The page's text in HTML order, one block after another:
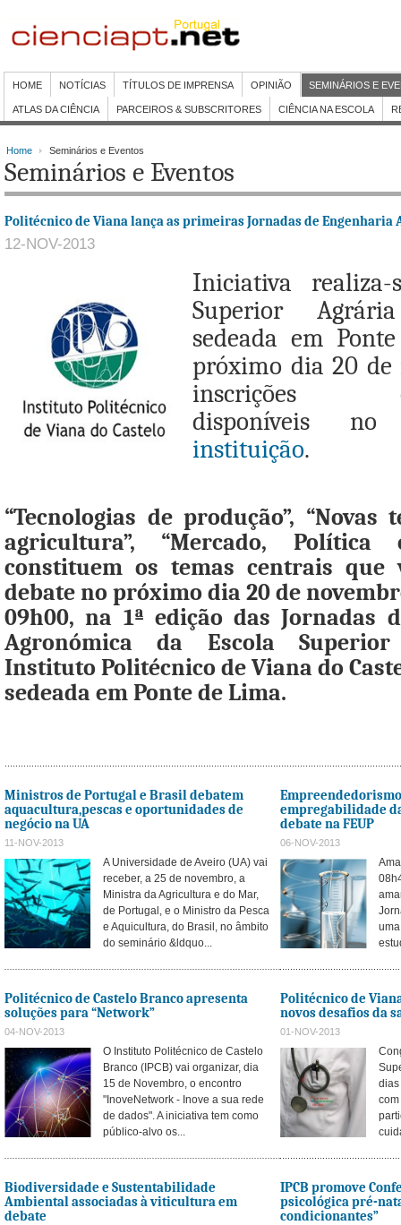
HOME NOTÍCIAS TÍTULOS DE IMPRENSA OPINIÃO SEMINÁRIOS E
ATLAS DA CIÊNCIA PARCEIROS & SUBSCRITORES CIÊNCIA NA ESCOLA
Home Seminários e Eventos
Seminários e Eventos
Politécnico de Viana lança as primeiras Jornadas de Engenharia
12-NOV-2013
Iniciativa
Superior
sedeada em
próximo dia 20 de
inscrições
disponíveis
instituição.
“Tecnologias de produção”, “Novas
agricultura”, “Mercado, Política
constituem os temas centrais que
debate no próximo dia 20 de
09h00, na 1ª edição das Jornadas
Agronómica da Escola
Instituto Politécnico de Viana do
sedeada em Ponte de Lima.
Ministros de Portugal e Brasil debatem
aquacultura,pescas e oportunidades de
negócio na UA
11-NOV-2013
A Universidade de Aveiro (UA) vai
receber, a 25 de novembro, a
Ministra da Agricultura e do Mar,
de Portugal, e o Ministro da Pesca
e Aquicultura, do Brasil, no âmbito
do seminário &ldquo...
empregabilidade
debate na FEUP
06-NOV-2013
Politécnico de Castelo Branco apresenta
soluções para “Network”
04-NOV-2013
O Instituto Politécnico de Castelo
Branco (IPCB) vai organizar, dia
15 de Novembro, o encontro
"InoveNetwork - Inove a sua rede
de dados". A iniciativa tem como
público-alvo os...
Politécnico de
novos desafios da
01-NOV-2013
dias
Biodiversidade e Sustentabilidade
Ambiental associadas à viticultura em
debate
IPCB promove
psicológica pré-
condicionantes”